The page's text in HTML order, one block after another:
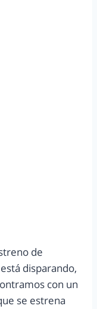
de
disparando,
con un
se estrena